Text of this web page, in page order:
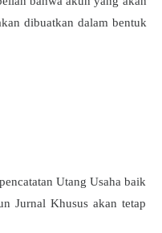
dibuatkan dalam bentuk
Utang Usaha baik
Jurnal Khusus akan tetap